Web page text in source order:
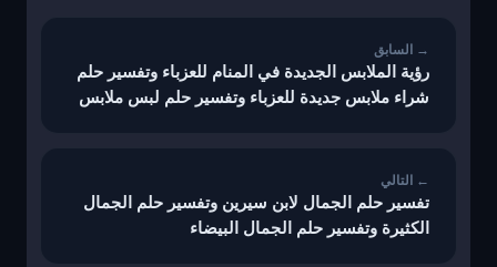
رؤية الملابس الجديدة في المنام للعزباء وتفسير حلم
شراء ملابس جديدة للعزباء وتفسير حلم لبس ملابس
تفسير حلم الجمال لابن سيرين وتفسير حلم الجمال
الكثيرة وتفسير حلم الجمال البيضاء